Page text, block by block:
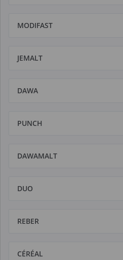
MODIFAST
JEMALT
DAWA
PUNCH
DAWAMALT
DUO
REBER
CÉRÉAL